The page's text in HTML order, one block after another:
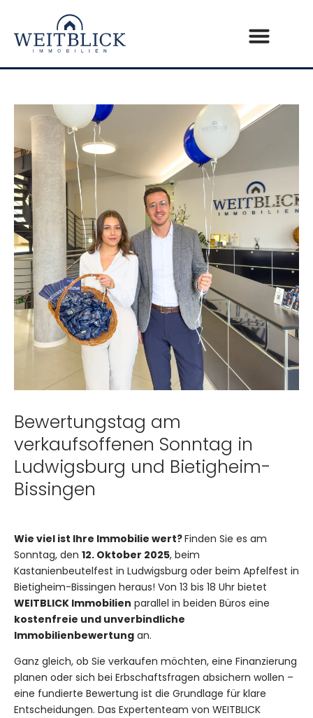
Bewertungstag am
verkaufsoffenen Sonntag in
Ludwigsburg und Bietigheim-
Bissingen
Wie viel ist Ihre Immobilie wert?Finden Sie es am
Sonntag, den 12. Oktober 2025, beim
Kastanienbeutelfest in Ludwigsburg oder beim Apfelfest in
Bietigheim-Bissingen heraus! Von 13 bis 18 Uhr bietet
WEITBLICK Immobilien parallel in beiden Büros eine
kostenfreie und unverbindliche
Immobilienbewertung an.
Ganz gleich, ob Sie verkaufen möchten, eine Finanzierung
planen oder sich bei Erbschaftsfragen absichern wollen –
eine fundierte Bewertung ist die Grundlage für klare
Entscheidungen. Das Expertenteam von WEITBLICK